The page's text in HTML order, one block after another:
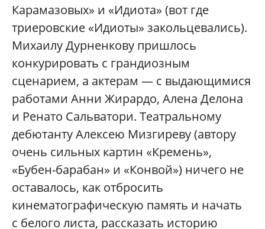
Карамазовых» и «Идиота» (вот где
триеровские «Идиоты» закольцевались).
Михаилу Дурненкову пришлось
конкурировать с грандиозным
сценарием, а актерам — с выдающимися
работами Анни Жирардо, Алена Делона
и Ренато Сальватори. Театральному
дебютанту Алексею Мизгиреву (автору
очень сильных картин «Кремень»,
«Бубен-барабан» и «Конвой») ничего не
оставалось, как отбросить
кинематографическую память и начать
с белого листа, рассказать историю